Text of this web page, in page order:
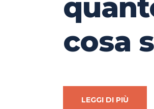
cosa
LEGGI DI PIÙ